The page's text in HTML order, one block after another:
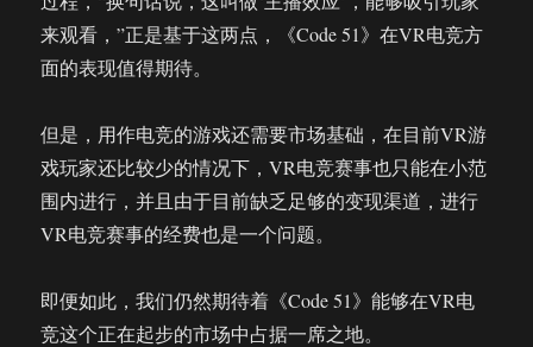
来观看，”正是基于这两点，《Code 51》在VR电竞方
面的表现值得期待。
但是，用作电竞的游戏还需要市场基础，在目前VR游
戏玩家还比较少的情况下，VR电竞赛事也只能在小范
围内进行，并且由于目前缺乏足够的变现渠道，进行
VR电竞赛事的经费也是一个问题。
即便如此，我们仍然期待着《Code 51》能够在VR电
竞这个正在起步的市场中占据一席之地。